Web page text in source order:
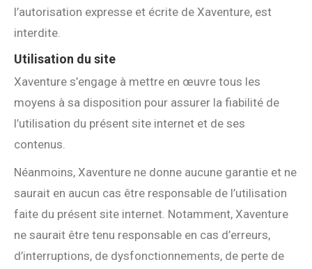
l’autorisation expresse et écrite de Xaventure, est
interdite.
Utilisation du site
Xaventure s’engage à mettre en œuvre tous les
moyens à sa disposition pour assurer la fiabilité de
l’utilisation du présent site internet et de ses
contenus.
Néanmoins, Xaventure ne donne aucune garantie et ne
saurait en aucun cas être responsable de l’utilisation
faite du présent site internet. Notamment, Xaventure
ne saurait être tenu responsable en cas d’erreurs,
d’interruptions, de dysfonctionnements, de perte de